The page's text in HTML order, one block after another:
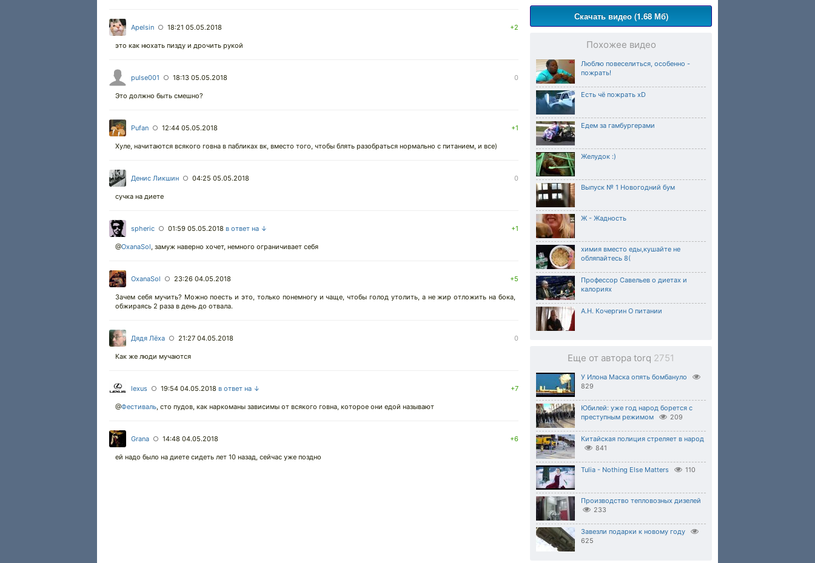
Скачать видео (1.68 Мб)
Похожее видео
Люблю повеселиться, особенно -
пожрать!
Есть чё пожрать xD
Едем за гамбургерами
Желудок :)
Выпуск № 1 Новогодний бум
Ж - Жадность
химия вместо еды,кушайте не
обляпайтесь 8(
Профессор Савельев о диетах и
калориях
А.Н. Кочергин О питании
Еще от автора torq 2751
У Илона Маска опять бомбануло
829
Юбилей: уже год народ борется с
преступным режимом
209
Китайская полиция стреляет в народ
841
Tulia - Nothing Else Matters 110
Производство тепловозных дизелей
233
Завезли подарки к новому году
625
Apelsin ○ 18:21 05.05.2018 +2
это как нюхать пизду и дрочить рукой
pulse001 ○ 18:13 05.05.2018 0
Это должно быть смешно?
Pufan ○ 12:44 05.05.2018 +1
Хуле, начитаются всякого говна в пабликах вк, вместо того, чтобы блять разобраться нормально с питанием, и все)
Денис Ликшин ○ 04:25 05.05.2018 0
сучка на диете
spheric ○ 01:59 05.05.2018 в ответ на ↓ +1
@OxanaSol, замуж наверно хочет, немного ограничивает себя
OxanaSol ○ 23:26 04.05.2018 +5
Зачем себя мучить? Можно поесть и это, только понемногу и чаще, чтобы голод утолить, а не жир отложить на бока,
обжираясь 2 раза в день до отвала.
Дядя Лёха ○ 21:27 04.05.2018 0
Как же люди мучаются
lexus ○ 19:54 04.05.2018 в ответ на ↓ +7
@Фестиваль, сто пудов, как наркоманы зависимы от всякого говна, которое они едой называют
Grana ○ 14:48 04.05.2018 +6
ей надо было на диете сидеть лет 10 назад, сейчас уже поздно